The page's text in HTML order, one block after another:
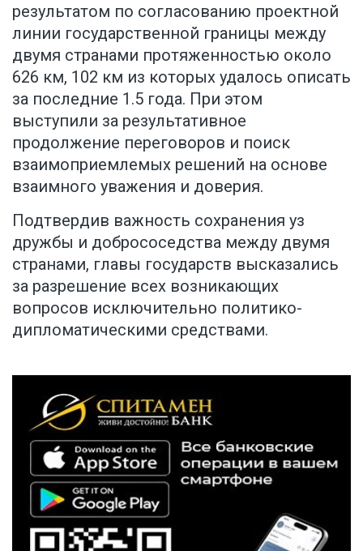
результатом по согласованию проектной
линии государственной границы между
двумя странами протяженностью около
626 км, 102 км из которых удалось описать
за последние 1.5 года. При этом
выступили за результативное
продолжение переговоров и поиск
взаимоприемлемых решений на основе
взаимного уважения и доверия.
Подтвердив важность сохранения уз
дружбы и добрососедства между двумя
странами, главы государств высказались
за разрешение всех возникающих
вопросов исключительно политико-
дипломатическими средствами.